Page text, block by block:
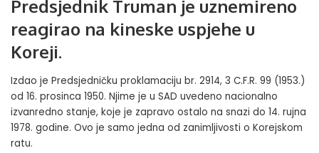
Predsjednik Truman je uznemireno
reagirao na kineske uspjehe u
Koreji.
Izdao je Predsjedničku proklamaciju br. 2914, 3 C.F.R. 99 (1953.)
od 16. prosinca 1950. Njime je u SAD uvedeno nacionalno
izvanredno stanje, koje je zapravo ostalo na snazi do 14. rujna
1978. godine. Ovo je samo jedna od zanimljivosti o Korejskom
ratu.